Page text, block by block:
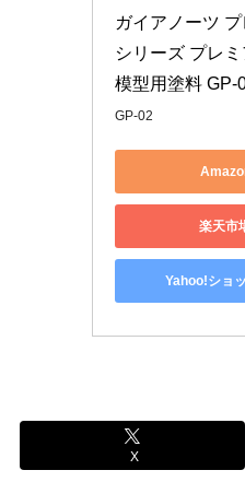
ガイアノーツ
シリーズ プレ
模型用塗料 GP-
GP-02
楽天市
Yahoo!ショ
X